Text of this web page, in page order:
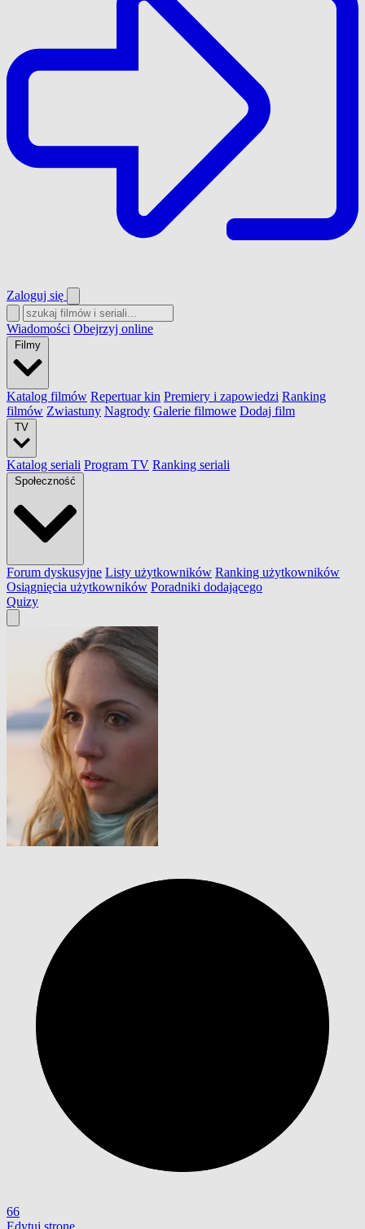
Zaloguj się
Wiadomości Obejrzyj online
Filmy
Katalog filmów Repertuar kin Premiery i zapowiedzi Ranking
filmów Zwiastuny Nagrody Galerie filmowe Dodaj film
TV
Katalog seriali Program TV Ranking seriali
Społeczność
Forum dyskusyjne Listy użytkowników Ranking użytkowników
Osiągnięcia użytkowników Poradniki dodającego
Quizy
66